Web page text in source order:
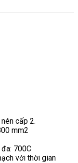
cấp 2.
mm2
700C
với thời gian